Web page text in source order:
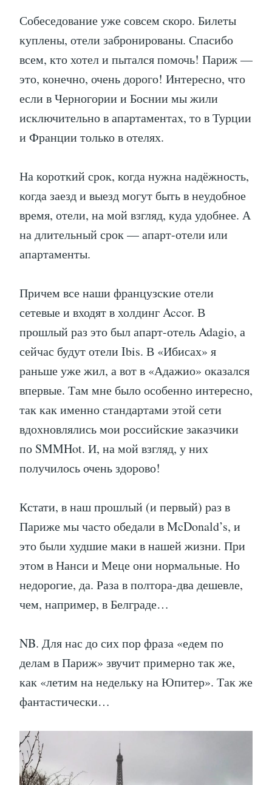
Собеседование уже совсем скоро. Билеты
куплены, отели забронированы. Спасибо
всем, кто хотел и пытался помочь! Париж —
это, конечно, очень дорого! Интересно, что
если в Черногории и Боснии мы жили
исключительно в апартаментах, то в Турции
и Франции только в отелях.
На короткий срок, когда нужна надёжность,
когда заезд и выезд могут быть в неудобное
время, отели, на мой взгляд, куда удобнее. А
на длительный срок — апарт-отели или
апартаменты.
Причем все наши французские отели
сетевые и входят в холдинг Accor. В
прошлый раз это был апарт-отель Adagio, а
сейчас будут отели Ibis. В «Ибисах» я
раньше уже жил, а вот в «Адажио» оказался
впервые. Там мне было особенно интересно,
так как именно стандартами этой сети
вдохновлялись мои российские заказчики
по SMMHot. И, на мой взгляд, у них
получилось очень здорово!
Кстати, в наш прошлый (и первый) раз в
Париже мы часто обедали в McDonald’s, и
это были худшие маки в нашей жизни. При
этом в Нанси и Меце они нормальные. Но
недорогие, да. Раза в полтора-два дешевле,
чем, например, в Белграде…
NB. Для нас до сих пор фраза «едем по
делам в Париж» звучит примерно так же,
как «летим на недельку на Юпитер». Так же
фантастически…